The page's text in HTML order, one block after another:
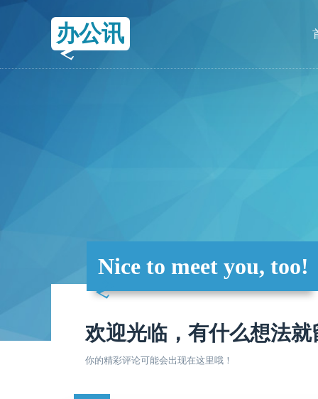
办公讯
Nice to meet you, too!
欢迎光临，有什么想法
你的精彩评论可能会出现在这里哦！